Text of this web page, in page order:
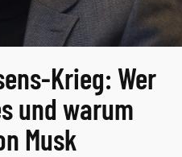
Krieg: Wer
und warum
Musk